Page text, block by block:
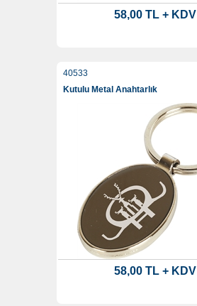
58,00 TL + KDV
40533
Kutulu Metal Anahtarlık
58,00 TL + KDV